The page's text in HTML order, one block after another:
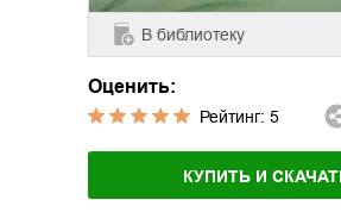
В библиотеку
Оценить:
Рейтинг: 5
КУПИТЬ И